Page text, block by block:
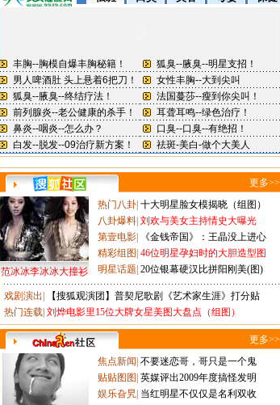
更多>>
范冰冰李冰冰大撞衫
热门八卦 十大明星脸女模揭晓（组图）
八卦爆料 刘欢与美女主持情史大曝光
第壹电影
《金钱帝国》：王晶没上进心
精彩组图 46位明星孕妇时的大胆造型图
明星话题 20位银幕硬汉比拼阳刚美(图)
戏剧演出
【搜狐观演团】普契尼歌剧《艺术家生涯》打分贴
热门连载 刘烨电影里15位大牌女星美图大盘点（组图）
更多>>
焦点新闻 不要迷恋哥，哥只是一个鬼
贴贴图图 英媒评出2009年度搞怪发明
娱乐旮旯 当红明星不仅仅是名利双收